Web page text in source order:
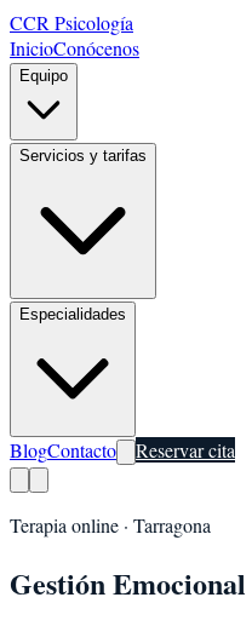
CCR Psicología
InicioConócenos
Equipo
Servicios y tarifas
Especialidades
BlogContacto Reservar cita
Terapia online · Tarragona
Gestión Emocional